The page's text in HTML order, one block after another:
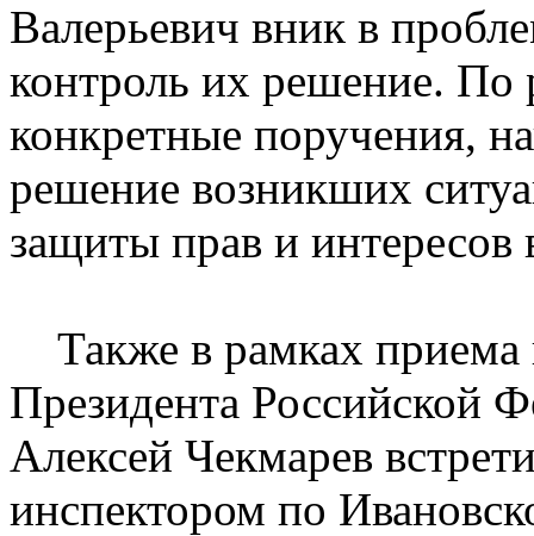
Валерьевич вник в
контроль их решение. По
конкретные поручения,
решение возникших
защиты прав и интересов
Также в рамках
Президента Российской
Алексей Чекмарев
инспектором по